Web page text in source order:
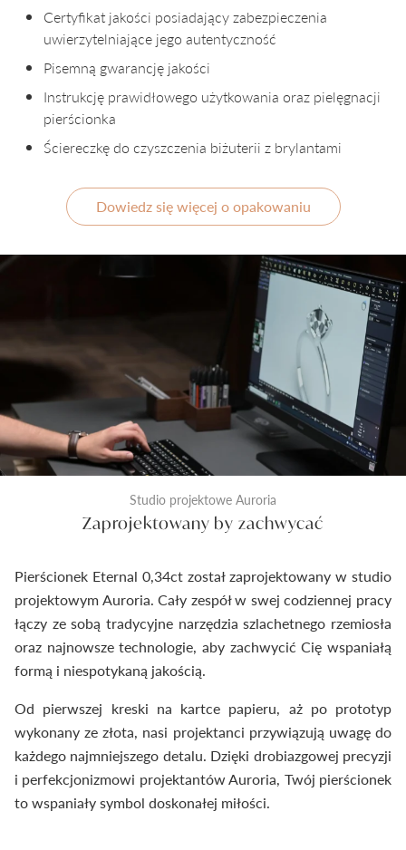
Certyfikat jakości posiadający zabezpieczenia
uwierzytelniające jego autentyczność
Pisemną gwarancję jakości
Instrukcję prawidłowego użytkowania oraz pielęgnacji
pierścionka
Ściereczkę do czyszczenia biżuterii z brylantami
Dowiedz się więcej o opakowaniu
Studio projektowe Auroria
Zaprojektowany by zachwycać
Pierścionek Eternal 0,34ct został zaprojektowany w studio
projektowym Auroria. Cały zespół w swej codziennej pracy
łączy ze sobą tradycyjne narzędzia szlachetnego rzemiosła
oraz najnowsze technologie, aby zachwycić Cię wspaniałą
formą i niespotykaną jakością.
Od pierwszej kreski na kartce papieru, aż po prototyp
wykonany ze złota, nasi projektanci przywiązują uwagę do
każdego najmniejszego detalu. Dzięki drobiazgowej precyzji
i perfekcjonizmowi projektantów Auroria, Twój pierścionek
to wspaniały symbol doskonałej miłości.